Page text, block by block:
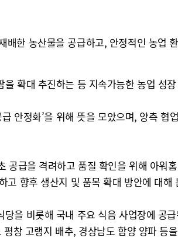
한 농산물을 공급하고, 안정적인 농업
확대 추진하는 등 지속가능한 농업 성
안정화’을 위해 뜻을 모았으며, 양측
급을 격려하고 품질 확인을 위해 아
고 향후 생산지 및 품목 확대 방안에 대해
을 비롯해 국내 주요 식음 사업장에
창 고랭지 배추, 경상남도 함양 양파 등